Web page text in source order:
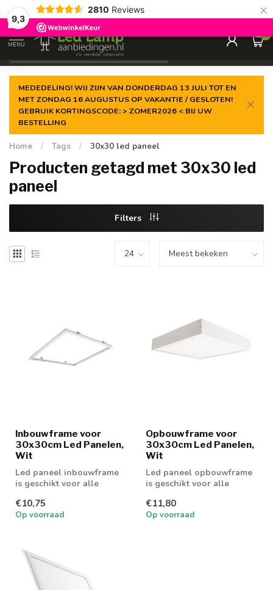
9,3
2810 Reviews ×
Gegarandeerde delaagste prijs
MENU
0
MEDEDELING! WIJ ZIJN VAN DONDERDAG 13 JULI TOT EN
MET ZONDAG 16 AUGUSTUS OP VAKANTIE / GESLOTEN!
GEBRUIK KORTINGSCODE: > ZOMER2026 < BIJ UW
BESTELLING
Home / Tags / 30x30 led paneel
Producten getagd met 30x30 led
paneel
Filters
Inbouwframe voor
30x30cm Led Panelen,
Wit
Led paneel inbouwframe
is geschikt voor alle
€10,75
Op voorraad
Opbouwframe voor
30x30cm Led Panelen,
Wit
Led paneel opbouwframe
is geschikt voor alle
€11,80
Op voorraad